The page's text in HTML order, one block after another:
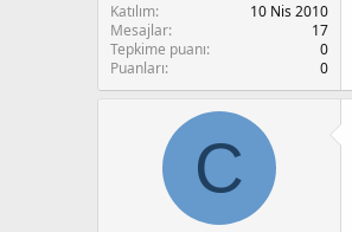
Katılım
10 Nis 2010
Mesajlar
17
Tepkime puanı
0
Puanları
0
C